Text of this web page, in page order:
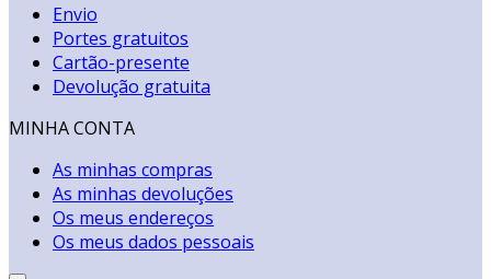
Envio
Portes gratuitos
Cartão-presente
Devolução gratuita
MINHA CONTA
As minhas compras
As minhas devoluções
Os meus endereços
Os meus dados pessoais